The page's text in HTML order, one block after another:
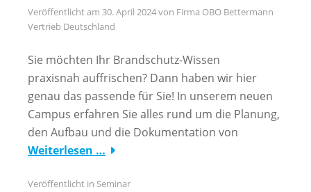
Veröffentlicht am 30. April 2024von Firma OBO Bettermann
Vertrieb Deutschland
Sie möchten Ihr Brandschutz-Wissen
praxisnah auffrischen? Dann haben wir hier
genau das passende für Sie! In unserem neuen
Campus erfahren Sie alles rund um die Planung,
den Aufbau und die Dokumentation von
Weiterlesen …
Veröffentlicht in Seminar